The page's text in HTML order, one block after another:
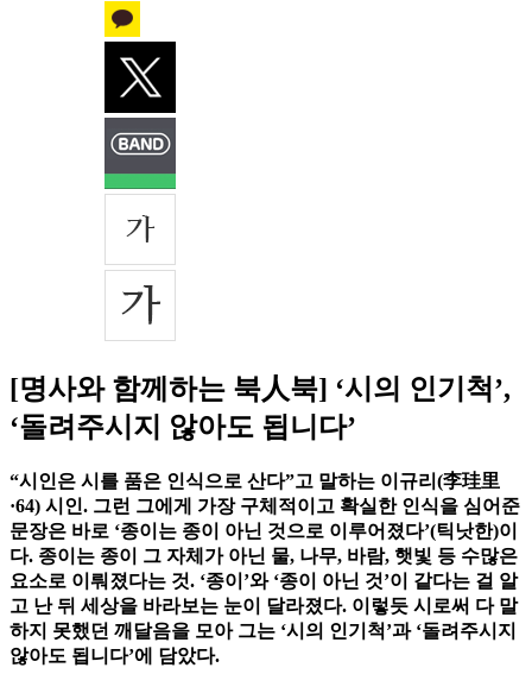
[명사와 함께하는 북人북] ‘시의 인기척’,
‘돌려주시지 않아도 됩니다’
“시인은 시를 품은 인식으로 산다”고 말하는 이규리(李珪里
·64) 시인. 그런 그에게 가장 구체적이고 확실한 인식을 심어준
문장은 바로 ‘종이는 종이 아닌 것으로 이루어졌다’(틱낫한)이
다. 종이는 종이 그 자체가 아닌 물, 나무, 바람, 햇빛 등 수많은
요소로 이뤄졌다는 것. ‘종이’와 ‘종이 아닌 것’이 같다는 걸 알
고 난 뒤 세상을 바라보는 눈이 달라졌다. 이렇듯 시로써 다 말
하지 못했던 깨달음을 모아 그는 ‘시의 인기척’과 ‘돌려주시지
않아도 됩니다’에 담았다.